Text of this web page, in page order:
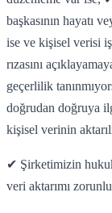
başkasının hayatı
ise ve kişisel verisi
rızasını
geçerlilik
doğrudan doğruya
kişisel verinin
✔ Şirketimizin
veri aktarımı